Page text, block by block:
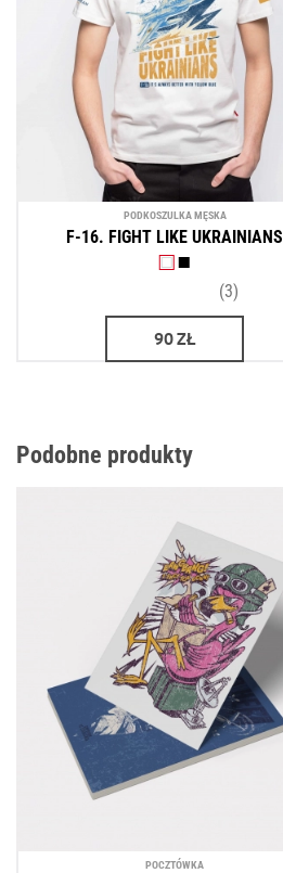
PODKOSZULKA MĘSKA
F-16. FIGHT LIKE UKRAINIANS
(3)
90ZŁ
Podobne produkty
POCZTÓWKA